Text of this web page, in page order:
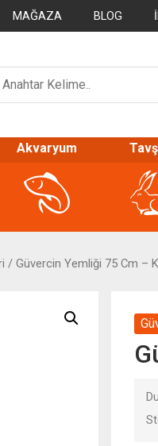
MAĞAZA BLOG
Akvaryum
/ Güvercin Yemliği 75 Cm –